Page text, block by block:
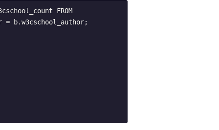
FROM
= b.w3cschool _author;